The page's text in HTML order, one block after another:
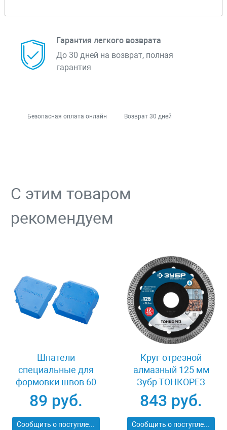
Гарантия легкого возврата
До 30 дней на возврат, полная
гарантия
Безопасная оплата онлайн Возврат 30 дней
С этим товаром
рекомендуем
Шпатели
специальные для
формовки швов 60
мм Stayer 10165-H2
89 руб.
Сообщить о поступлении
Круг отрезной
алмазный 125 мм
Зубр ТОНКОРЕЗ
36659-125_z01
843 руб.
Сообщить о поступлении